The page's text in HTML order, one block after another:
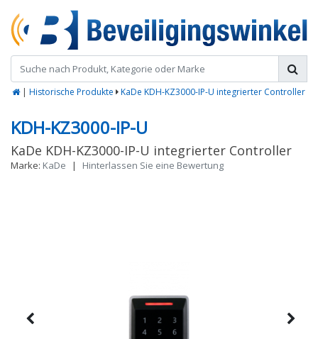
| Historische Produkte KaDe KDH-KZ3000-IP-U integrierter Controller
KDH-KZ3000-IP-U
KaDe KDH-KZ3000-IP-U integrierter Controller
Marke: KaDe | Hinterlassen Sie eine Bewertung